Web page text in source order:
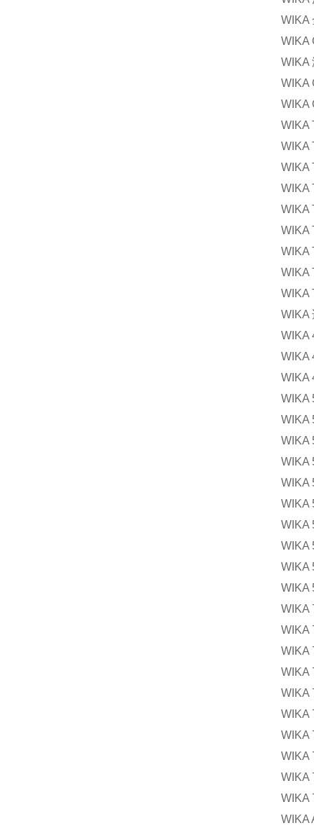
WIKA
WIKA
WIKA
WIKA
WIKA
WIKA
WIKA
WIKA
WIKA
WIKA
WIKA
WIKA
WIKA
WIKA
WIKA
WIKA
WIKA
WIKA
WIKA
WIKA
WIKA
WIKA
WIKA
WIKA
WIKA
WIKA
WIKA
WIKA
WIKA
WIKA
WIKA
WIKA
WIKA
WIKA
WIKA
WIKA
WIKA
WIKA
WIKA